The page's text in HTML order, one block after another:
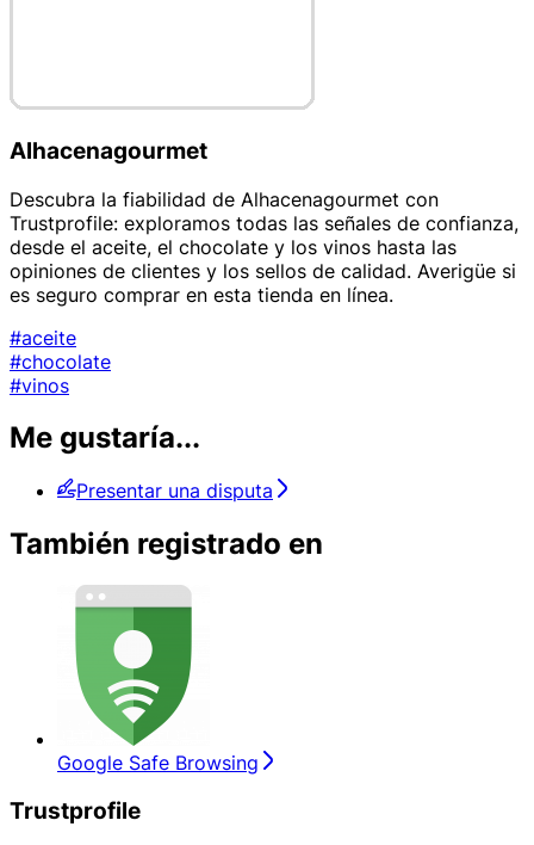
Alhacenagourmet
Descubra la fiabilidad de Alhacenagourmet con
Trustprofile: exploramos todas las señales de confianza,
desde el aceite, el chocolate y los vinos hasta las
opiniones de clientes y los sellos de calidad. Averigüe si
es seguro comprar en esta tienda en línea.
#aceite
#chocolate
#vinos
Me gustaría...
Presentar una disputa
También registrado en
Google Safe Browsing
Trustprofile